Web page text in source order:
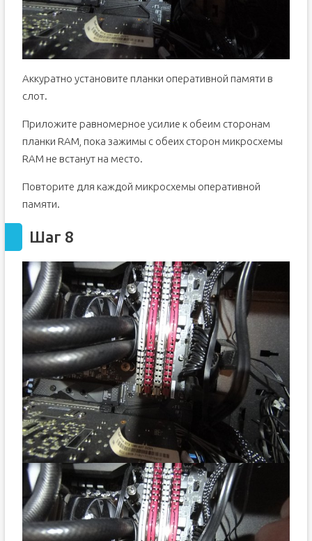
Аккуратно установите планки оперативной памяти в
слот.
Приложите равномерное усилие к обеим сторонам
планки RAM, пока зажимы с обеих сторон микросхемы
RAM не встанут на место.
Повторите для каждой микросхемы оперативной
памяти.
Шаг 8